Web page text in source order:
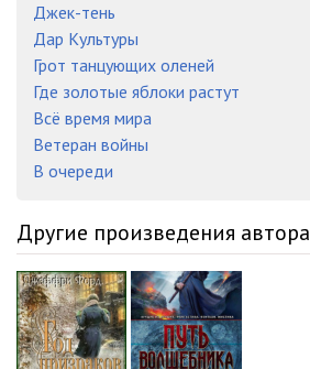
Джек-тень
Дар Культуры
Грот танцующих оленей
Где золотые яблоки растут
Всё время мира
Ветеран войны
В очереди
Другие произведения автора